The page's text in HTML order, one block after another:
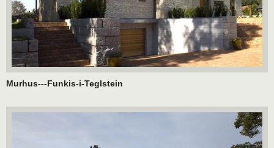
Murhus---Funkis-i-Teglstein